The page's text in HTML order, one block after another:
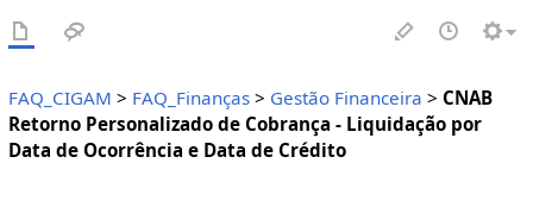
FAQ_CIGAM > FAQ_Finanças> Gestão Financeira > CNAB
Retorno Personalizado de Cobrança - Liquidação por
Data de Ocorrência e Data de Crédito